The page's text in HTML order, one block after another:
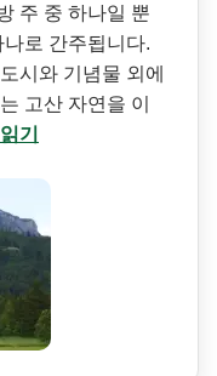
주 중 하나일 뿐
로 간주됩니다.
시와 기념물 외에
고산 자연을 이
기